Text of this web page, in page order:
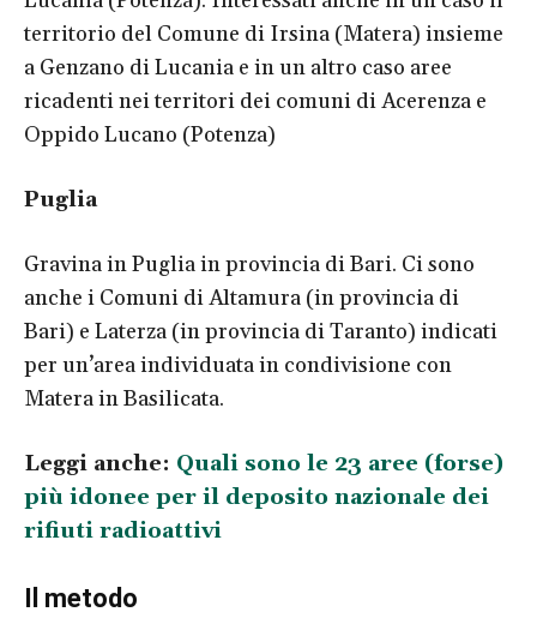
territorio del Comune di Irsina (Matera) insieme
a Genzano di Lucania e in un altro caso aree
ricadenti nei territori dei comuni di Acerenza e
Oppido Lucano (Potenza)
Puglia
Gravina in Puglia in provincia di Bari. Ci sono
anche i Comuni di Altamura (in provincia di
Bari) e Laterza (in provincia di Taranto) indicati
per un’area individuata in condivisione con
Matera in Basilicata.
Leggi anche: Quali sono le 23 aree (forse)
più idonee per il deposito nazionale dei
rifiuti radioattivi
Il metodo